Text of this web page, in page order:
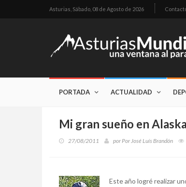
Asturias, Sábado, 08 de Agosto de 2026
PORTADA ACTUALIDAD
Mi gran sueño en Alaska
27/08/2011 porPor José Luís Brandón
Este año logré realizar